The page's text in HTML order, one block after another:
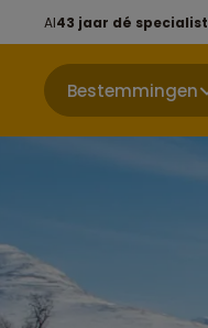
Al43 jaar dé specialist
Bestemmingen